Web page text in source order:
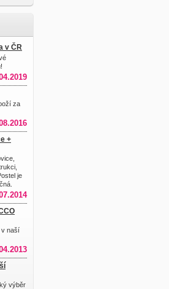
v ČR
za
+
je
v naší
výběr